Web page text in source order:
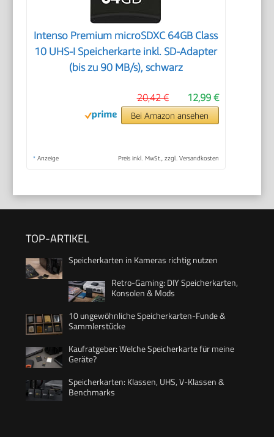
Intenso Premium microSDXC 64GB Class
10 UHS-I Speicherkarte inkl. SD-Adapter
(bis zu 90 MB/s), schwarz
12,99 €
20,42 €
Bei Amazon ansehen
* Anzeige Preis inkl. MwSt., zzgl. Versandkosten
TOP-ARTIKEL
Speicherkarten in Kameras richtig nutzen
Retro-Gaming: DIY Speicherkarten,
Konsolen & Mods
10 ungewöhnliche Speicherkarten-Funde &
Sammlerstücke
Kaufratgeber: Welche Speicherkarte für meine
Geräte?
Speicherkarten: Klassen, UHS, V-Klassen &
Benchmarks